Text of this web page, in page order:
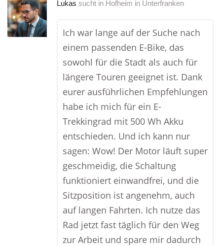
Lukas sucht in Hofheim in Unterfranken
Ich war lange auf der Suche nach
einem passenden E-Bike, das
sowohl für die Stadt als auch für
längere Touren geeignet ist. Dank
eurer ausführlichen Empfehlungen
habe ich mich für ein E-
Trekkingrad mit 500 Wh Akku
entschieden. Und ich kann nur
sagen: Wow! Der Motor läuft super
geschmeidig, die Schaltung
funktioniert einwandfrei, und die
Sitzposition ist angenehm, auch
auf langen Fahrten. Ich nutze das
Rad jetzt fast täglich für den Weg
zur Arbeit und spare mir dadurch